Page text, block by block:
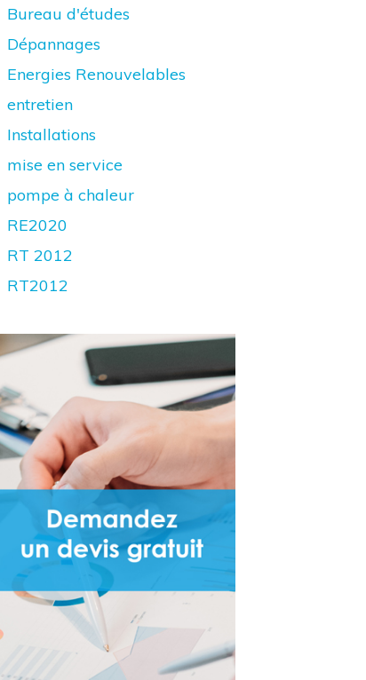
Bureau d'études
Dépannages
Energies Renouvelables
entretien
Installations
mise en service
pompe à chaleur
RE2020
RT 2012
RT2012